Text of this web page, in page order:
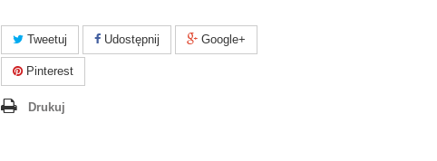
Tweetuj Udostępnij Google+
Pinterest
Drukuj